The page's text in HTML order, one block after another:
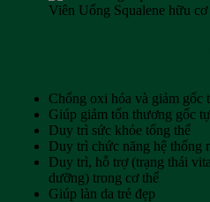
Viên Uống Squalene hữu
Chống oxi hóa và giảm gốc
Giúp giảm tổn thương gốc
Duy trì sức khỏe tổng thể
Duy trì chức năng hệ thống
Duy trì, hỗ trợ (trạng thái
dưỡng) trong cơ thể
Giúp làn da trẻ đẹp